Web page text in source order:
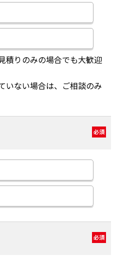
積りのみの場合でも大歓迎
いない場合は、ご相談のみ
必須
必須